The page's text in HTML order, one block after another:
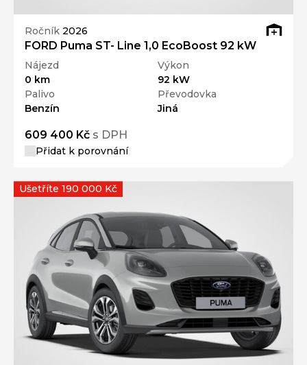
Ročník 2026
FORD Puma ST- Line 1,0 EcoBoost 92 kW
Nájezd
0 km
Výkon
92 kW
Palivo
Benzín
Převodovka
Jiná
609 400 Kč s DPH
Přidat k porovnání
Ušetříte 190 000 Kč